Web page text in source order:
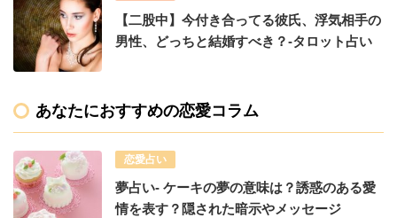
【二股中】今付き合ってる彼氏、浮気相手の
男性、どっちと結婚すべき？-タロット占い
あなたにおすすめの恋愛コラム
恋愛占い
夢占い- ケーキの夢の意味は？誘惑のある愛
情を表す？隠された暗示やメッセージ